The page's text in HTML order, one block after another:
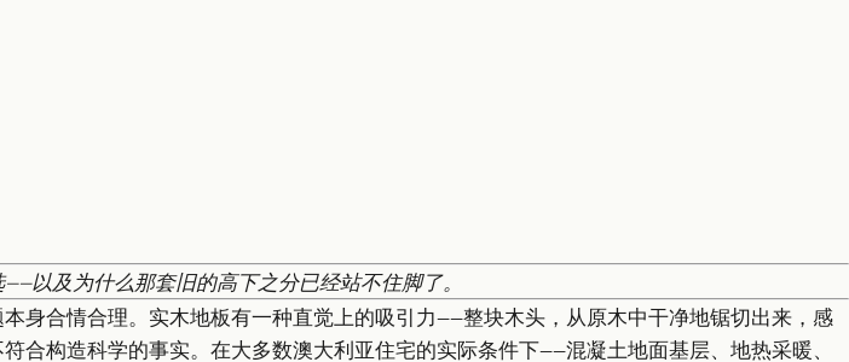
以及为什么那套旧的高下之分已经站不住脚了。
身合情合理。实木地板有一种直觉上的吸引力——整块木头，从原木中干净地锯切出来，感
构造科学的事实。在大多数澳大利亚住宅的实际条件下——混凝土地面基层、地热采暖、